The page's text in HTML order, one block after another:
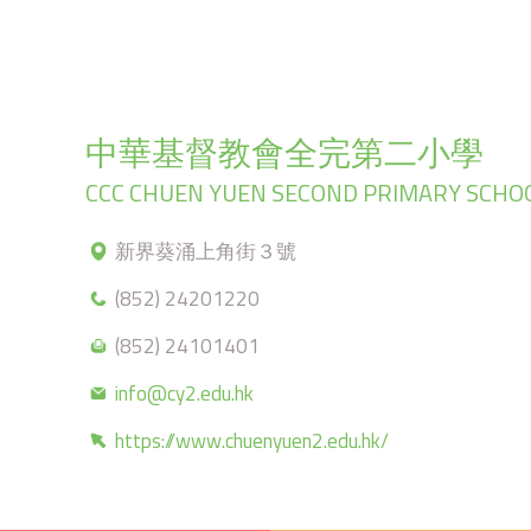
中華基督教會全完第二小學
CCC CHUEN YUEN SECOND PRIMARY
新界葵涌上角街３號
(852) 24201220
(852) 24101401
info@cy2.edu.hk
https://www.chuenyuen2.edu.hk/